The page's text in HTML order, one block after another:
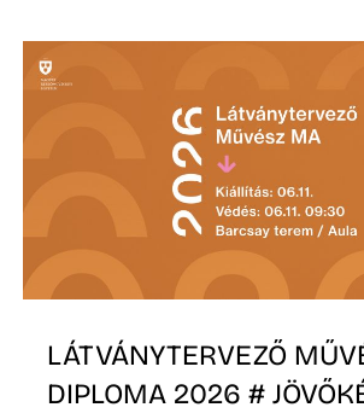
LÁTVÁNYTERVEZŐ
DIPLOMA 2026 #